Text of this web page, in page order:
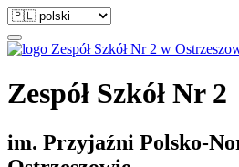
Zespół Szkół Nr 2
im. Przyjaźni Polsko-